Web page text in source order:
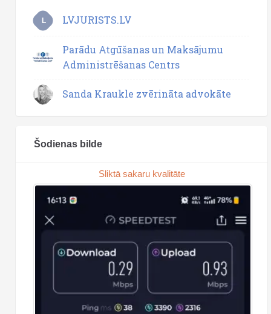
L LVJURISTS.LV
Parādu Atgūšanas un Maksājumu
Administrēšanas Centrs
Sanda Kraukle zvērināta advokāte
Šodienas bilde
Sliktā sakaru kvalitāte